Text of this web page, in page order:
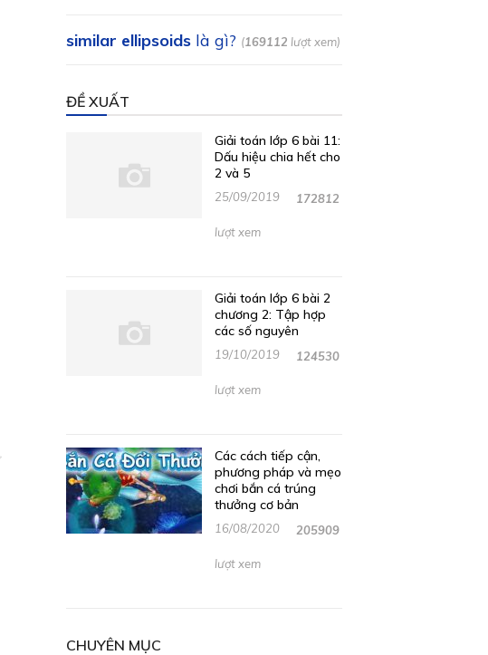
similar ellipsoids là gì? (169112 lượt xem)
ĐỀ XUẤT
Giải toán lớp 6 bài 11:
Dấu hiệu chia hết cho
2 và 5
25/09/2019 172812
lượt xem
Giải toán lớp 6 bài 2
chương 2: Tập hợp
các số nguyên
19/10/2019 124530
lượt xem
Các cách tiếp cận,
phương pháp và mẹo
chơi bắn cá trúng
thưởng cơ bản
16/08/2020 205909
lượt xem
CHUYÊN MỤC